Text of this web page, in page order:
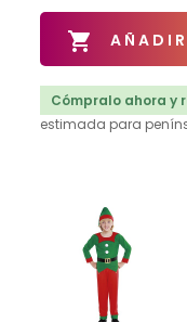

Cómpralo ahora y
estimada para